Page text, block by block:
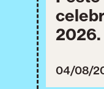
2026.
04/08/